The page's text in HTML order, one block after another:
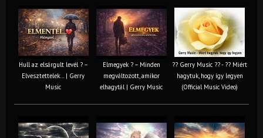
Hull az elsárgult levél ? –
Elvesztettelek… | Gerry
Music
Elmegyek ? – Minden
megváltozott, amikor
elhagytál | Gerry Music
?? Gerry Music ?? - ?? Miért
hagytuk, hogy így legyen
(Official Music Video)